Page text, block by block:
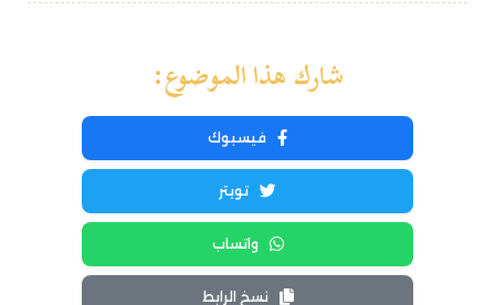
شارك هذا الموضوع:
فيسبوك
تويتر
واتساب
نسخ الرابط